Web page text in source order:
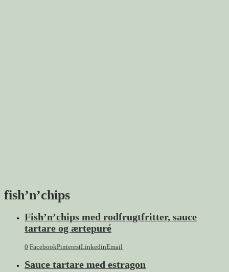
fish’n’chips
Fish’n’chips med rodfrugtfritter, sauce
tartare og ærtepuré
0 FacebookPinterestLinkedinEmail
Sauce tartare med estragon